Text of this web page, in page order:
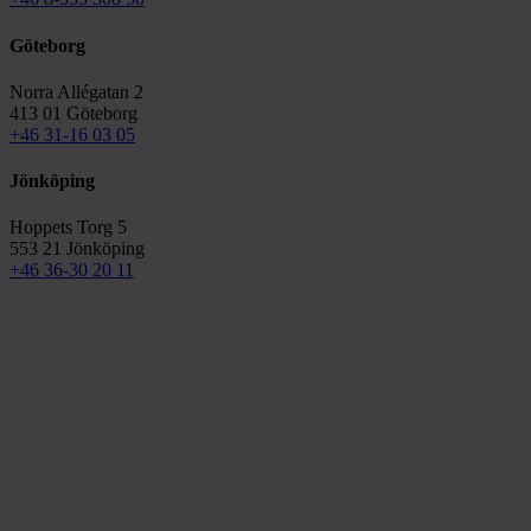
Göteborg
Norra Allégatan 2
413 01 Göteborg
+46 31-16 03 05
Jönköping
Hoppets Torg 5
553 21 Jönköping
+46 36-30 20 11